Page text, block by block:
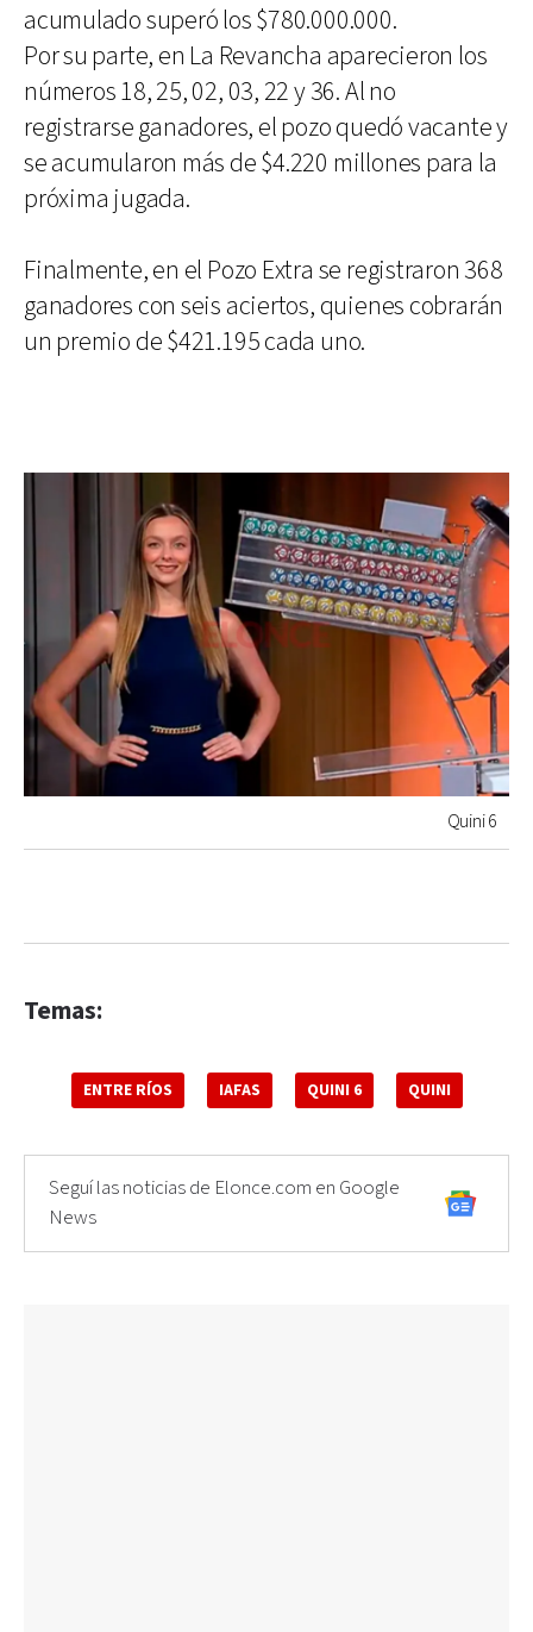
acumulado superó los $780.000.000.
Por su parte, en La Revancha aparecieron los
números 18, 25, 02, 03, 22 y 36. Al no
registrarse ganadores, el pozo quedó vacante y
se acumularon más de $4.220 millones para la
próxima jugada.
Finalmente, en el Pozo Extra se registraron 368
ganadores con seis aciertos, quienes cobrarán
un premio de $421.195 cada uno.
Quini 6
Temas:
ENTRE RÍOS IAFAS QUINI 6 QUINI
Seguí las noticias de Elonce.com en Google
News